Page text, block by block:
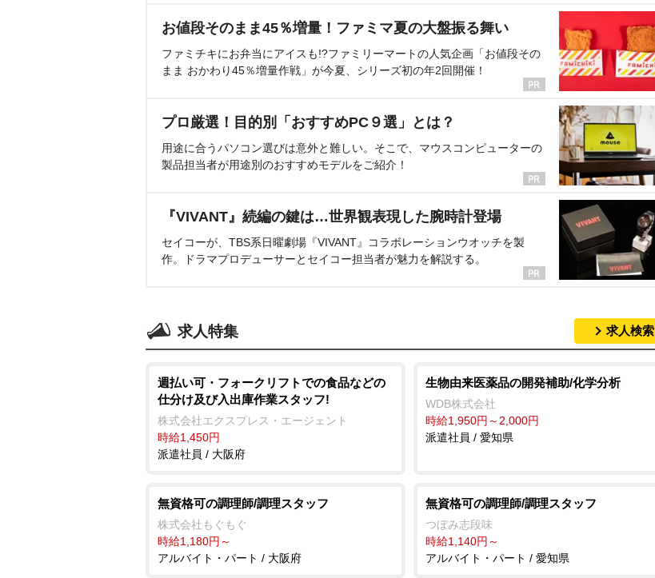
お値段そのまま45％増量！ファミマ夏の大盤振る舞い
ファミチキにお弁当にアイスも!?ファミリーマートの人気企画「お値段その
まま おかわり45％増量作戦」が今夏、シリーズ初の年2回開催！
プロ厳選！目的別「おすすめPC９選」とは？
用途に合うパソコン選びは意外と難しい。そこで、マウスコンピューターの
製品担当者が用途別のおすすめモデルをご紹介！
『VIVANT』続編の鍵は…世界観表現した腕時計登場
セイコーが、TBS系日曜劇場『VIVANT』コラボレーションウオッチを製
作。ドラマプロデューサーとセイコー担当者が魅力を解説する。
求人特集 求人検索
週払い可・フォークリフトでの食品などの
仕分け及び入出庫作業スタッフ!
株式会社エクスプレス・エージェント
時給1,450円
派遣社員 / 大阪府
生物由来医薬品の開発補助/化学分析
WDB株式会社
時給1,950円～2,000円
派遣社員 / 愛知県
無資格可の調理師/調理スタッフ
株式会社もぐもぐ
時給1,180円～
アルバイト・パート / 大阪府
無資格可の調理師/調理スタッフ
つぼみ志段味
時給1,140円～
アルバイト・パート / 愛知県